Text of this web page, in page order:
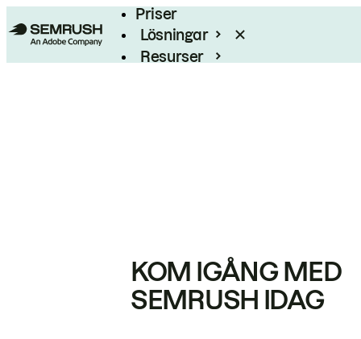
Priser
Lösningar
Resurser
KOM IGÅNG MED
SEMRUSH IDAG